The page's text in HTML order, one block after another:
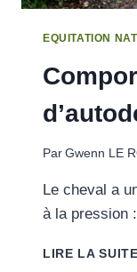
EQUITATION
Par Gwenn LE
Le cheval a
à la pression
LIRE LA SUITE